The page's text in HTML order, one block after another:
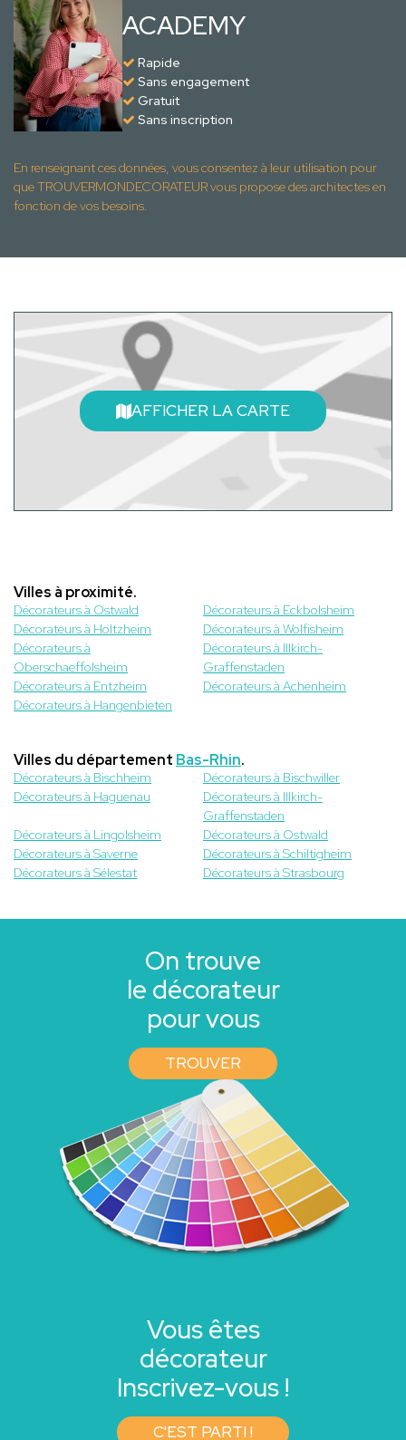
ACADEMY
Rapide
Sans engagement
Gratuit
Sans inscription
En renseignant ces données, vous consentez à leur utilisation pour
que TROUVERMONDECORATEUR vous propose des architectes en
fonction de vos besoins.
AFFICHER LA CARTE
Villes à proximité.
Décorateurs à Ostwald
Décorateurs à Eckbolsheim
Décorateurs à Holtzheim
Décorateurs à Wolfisheim
Décorateurs à
Oberschaeffolsheim
Décorateurs à Illkirch-
Graffenstaden
Décorateurs à Entzheim
Décorateurs à Achenheim
Décorateurs à Hangenbieten
Villes du département Bas-Rhin.
Décorateurs à Bischheim
Décorateurs à Bischwiller
Décorateurs à Haguenau
Décorateurs à Illkirch-
Graffenstaden
Décorateurs à Lingolsheim
Décorateurs à Ostwald
Décorateurs à Saverne
Décorateurs à Schiltigheim
Décorateurs à Sélestat
Décorateurs à Strasbourg
On trouve
le décorateur
pour vous
TROUVER
Vous êtes
décorateur
Inscrivez-vous !
C'EST PARTI !